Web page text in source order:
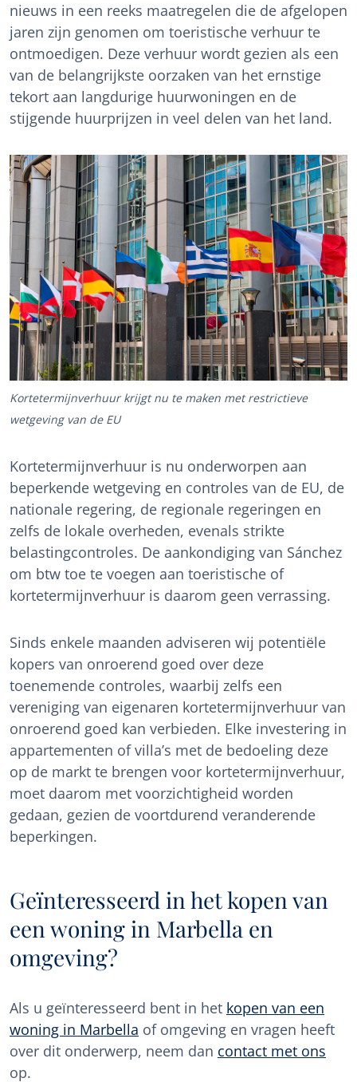
nieuws in een reeks maatregelen die de afgelopen
jaren zijn genomen om toeristische verhuur te
ontmoedigen. Deze verhuur wordt gezien als een
van de belangrijkste oorzaken van het ernstige
tekort aan langdurige huurwoningen en de
stijgende huurprijzen in veel delen van het land.
Kortetermijnverhuur krijgt nu te maken met restrictieve
wetgeving van de EU
Kortetermijnverhuur is nu onderworpen aan
beperkende wetgeving en controles van de EU, de
nationale regering, de regionale regeringen en
zelfs de lokale overheden, evenals strikte
belastingcontroles. De aankondiging van Sánchez
om btw toe te voegen aan toeristische of
kortetermijnverhuur is daarom geen verrassing.
Sinds enkele maanden adviseren wij potentiële
kopers van onroerend goed over deze
toenemende controles, waarbij zelfs een
vereniging van eigenaren kortetermijnverhuur van
onroerend goed kan verbieden. Elke investering in
appartementen of villa’s met de bedoeling deze
op de markt te brengen voor kortetermijnverhuur,
moet daarom met voorzichtigheid worden
gedaan, gezien de voortdurend veranderende
beperkingen.
Geïnteresseerd in het kopen van
een woning in Marbella en
omgeving?
Als u geïnteresseerd bent in het kopen van een
woning in Marbella of omgeving en vragen heeft
over dit onderwerp, neem dan contact met ons
op.